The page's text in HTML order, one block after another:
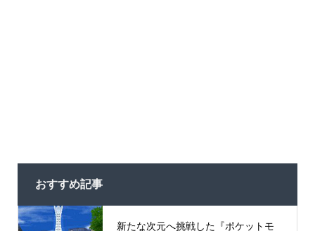
おすすめ記事
新たな次元へ挑戦した『ポケットモ